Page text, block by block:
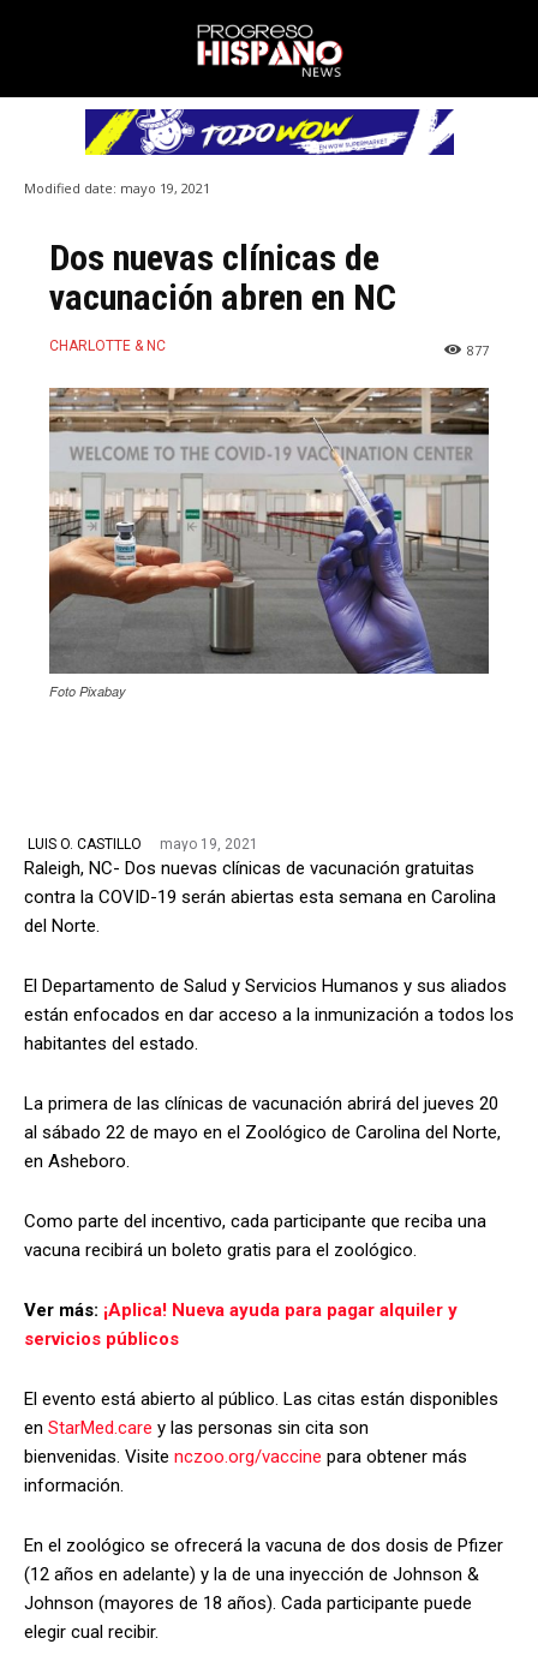
Modified date: mayo 19, 2021
Dos nuevas clínicas de
vacunación abren en NC
CHARLOTTE & NC 877
Foto Pixabay
LUIS O. CASTILLO mayo 19, 2021
Raleigh, NC- Dos nuevas clínicas de vacunación gratuitas
contra la COVID-19 serán abiertas esta semana en Carolina
del Norte.
El Departamento de Salud y Servicios Humanos y sus aliados
están enfocados en dar acceso a la inmunización a todos los
habitantes del estado.
La primera de las clínicas de vacunación abrirá del jueves 20
al sábado 22 de mayo en el Zoológico de Carolina del Norte,
en Asheboro.
Como parte del incentivo, cada participante que reciba una
vacuna recibirá un boleto gratis para el zoológico.
Ver más: ¡Aplica! Nueva ayuda para pagar alquiler y
servicios públicos
El evento está abierto al público. Las citas están disponibles
en StarMed.care y las personas sin cita son
bienvenidas. Visite nczoo.org/vaccine para obtener más
información.
En el zoológico se ofrecerá la vacuna de dos dosis de Pfizer
(12 años en adelante) y la de una inyección de Johnson &
Johnson (mayores de 18 años). Cada participante puede
elegir cual recibir.